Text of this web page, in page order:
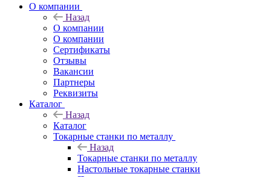
О компании
Назад
О компании
О компании
Сертификаты
Отзывы
Вакансии
Партнеры
Реквизиты
Каталог
Назад
Каталог
Токарные станки по металлу
Назад
Токарные станки по металлу
Настольные токарные станки